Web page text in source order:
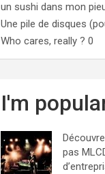
un sushi dans mon
Une pile de disques
Who cares, really ? 0
I'm
pas